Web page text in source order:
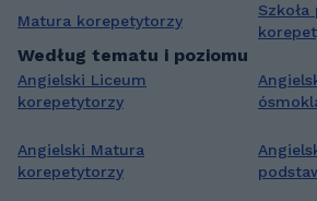
Matura korepetytorzy
Według tematu i poziomu
Angielski Liceum
korepetytorzy
Angielski Matura
korepetytorzy